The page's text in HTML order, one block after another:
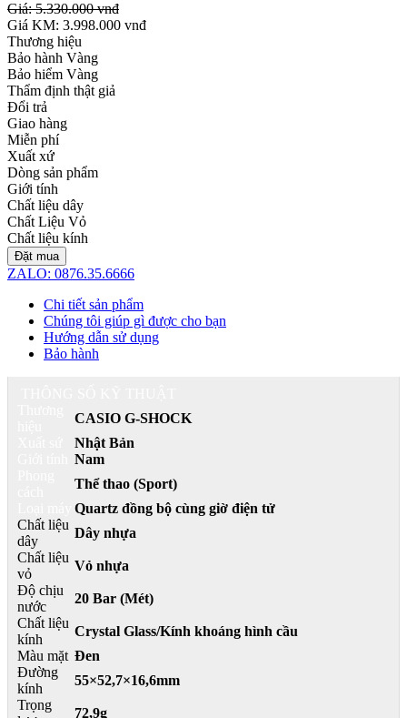
Giá:5.330.000 vnđ
Giá KM: 3.998.000 vnđ
Thương hiệu
Bảo hành Vàng
Bảo hiểm Vàng
Thẩm định thật giả
Đổi trả
Giao hàng
Miễn phí
Xuất xứ
Dòng sản phẩm
Giới tính
Chất liệu dây
Chất Liệu Vỏ
Chất liệu kính
Đặt mua
ZALO: 0876.35.6666
Chi tiết sản phẩm
Chúng tôi giúp gì được cho bạn
Hướng dẫn sử dụng
Bảo hành
CASIO G-SHOCK
Nhật Bản
Nam
Thể thao (Sport)
Quartz đồng bộ cùng giờ điện tử
Chất liệu
dây
Dây nhựa
Chất liệu
vỏ
Vỏ nhựa
Độ chịu
nước
20 Bar (Mét)
Chất liệu
kính
Crystal Glass/Kính khoáng hình cầu
Màu mặt Đen
Đường
kính
55×52,7×16,6mm
Trọng
72,9g